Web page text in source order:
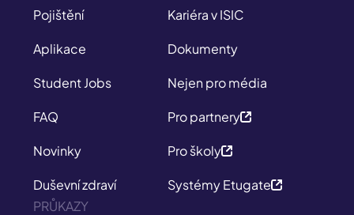
Pojištění
Aplikace
Student Jobs
FAQ
Novinky
Duševní zdraví
Kariéra v ISIC
Dokumenty
Nejen pro média
Pro partnery
Pro školy
Systémy Etugate
PRŮKAZY